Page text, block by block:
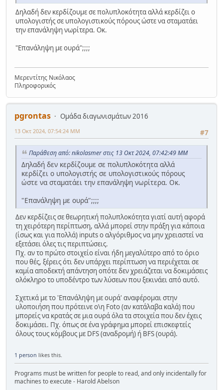
Δηλαδή δεν κερδίζουμε σε πολυπλοκότητα αλλά κερδίζει ο
υπολογιστής σε υπολογιστικούς πόρους ώστε να σταματάει
την επανάληψη νωρίτερα. Οκ.
"Επανάληψη με ουρά";;;;
Μερεντίτης Νικόλαος
Πληροφορικός
pgrontas
Ομάδα διαγωνισμάτων 2016
#7
13 Οκτ 2024, 07:54:24 ΜΜ
Παράθεση από: nikolasmer στις 13 Οκτ 2024, 07:42:49 ΜΜ
Δηλαδή δεν κερδίζουμε σε πολυπλοκότητα αλλά
κερδίζει ο υπολογιστής σε υπολογιστικούς πόρους
ώστε να σταματάει την επανάληψη νωρίτερα. Οκ.
"Επανάληψη με ουρά";;;;
Δεν κερδίζεις σε θεωρητική πολυπλοκότητα γιατί αυτή αφορά
τη χειρότερη περίπτωση, αλλά μπορεί στην πράξη για κάποια
(ίσως και για πολλά) inputs ο αλγόριθμος να μην χρειαστεί να
εξετάσει όλες τις περιπτώσεις.
Πχ. αν το πρώτο στοιχείο είναι ήδη μεγαλύτερο από το όριο
που θές, ξέρεις ότι δεν υπάρχει περίπτωση να περιέχεται σε
καμία αποδεκτή απάντηση οπότε δεν χρειάζεται να δοκιμάσεις
ολόκληρο το υποδέντρο των λύσεων που ξεκινάει από αυτό.
Σχετικά με το 'Επανάληψη με ουρά' αναφέρομαι στην
υλοποιήση που πρότεινε ο\η Foto (αν κατάλαβα καλά) που
μπορείς να κρατάς σε μια ουρά όλα τα στοιχεία που δεν έχεις
δοκιμάσει. Πχ. όπως σε ένα γράφημα μπορεί επισκεφτείς
όλους τους κόμβους με DFS (αναδρομή) ή BFS (ουρά).
1 person likes this.
Programs must be written for people to read, and only incidentally for
machines to execute - Harold Abelson